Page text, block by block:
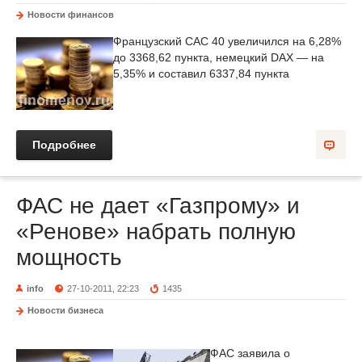
Новости финансов
Французский CAC 40 увеличился на 6,28%
до 3368,62 пункта, немецкий DAX — на
5,35% и составил 6337,84 пункта
Подробнее
ФАС не дает «Газпрому» и
«Ренове» набрать полную
мощность
info 27-10-2011, 22:23 1435
Новости бизнеса
ФАС заявила о